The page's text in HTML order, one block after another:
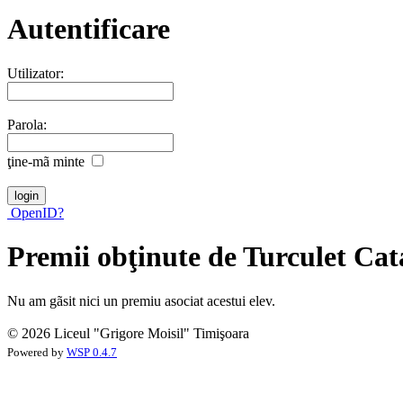
Autentificare
Utilizator:
Parola:
ţine-mã minte
OpenID?
Premii obţinute de Turculet
Nu am gãsit nici un premiu asociat acestui elev.
© 2026 Liceul "Grigore Moisil" Timişoara
Powered by WSP 0.4.7